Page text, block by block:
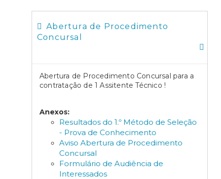
Abertura de Procedimento
Concursal
Abertura de Procedimento Concursal para a
contratação de 1 Assitente Técnico !
Anexos:
Resultados do 1.º Método de Seleção
- Prova de Conhecimento
Aviso Abertura de Procedimento
Concursal
Formulário de Audiência de
Interessados